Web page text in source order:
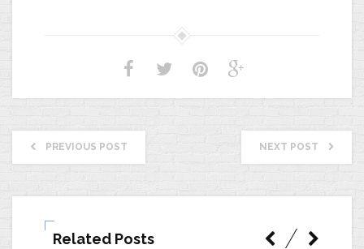
PREVIOUS POST NEXT POST
Related Posts